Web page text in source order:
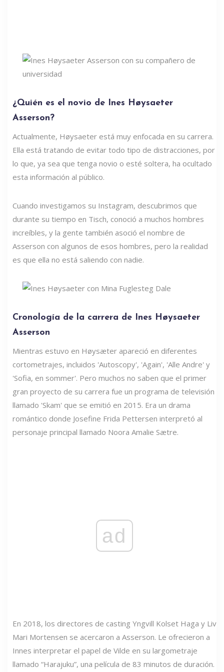
¿Quién es el novio de Ines Høysaeter
Asserson?
Actualmente, Høysaeter está muy enfocada en su carrera.
Ella está tratando de evitar todo tipo de distracciones, por
lo que, ya sea que tenga novio o esté soltera, ha ocultado
esta información al público.
Cuando investigamos su Instagram, descubrimos que
durante su tiempo en Tisch, conoció a muchos hombres
increíbles, y la gente también asoció el nombre de
Asserson con algunos de esos hombres, pero la realidad
es que ella no está saliendo con nadie.
Cronología de la carrera de Ines Høysaeter
Asserson
Mientras estuvo en Høysæter apareció en diferentes
cortometrajes, incluidos 'Autoscopy', 'Again', 'Alle Andre' y
'Sofia, en sommer'. Pero muchos no saben que el primer
gran proyecto de su carrera fue un programa de televisión
llamado 'Skam' que se emitió en 2015. Era un drama
romántico donde Josefine Frida Pettersen interpretó al
personaje principal llamado Noora Amalie Sætre.
ad
En 2018, los directores de casting Yngvill Kolset Haga y Liv
Mari Mortensen se acercaron a Asserson. Le ofrecieron a
Innes interpretar el papel de Vilde en su largometraje
llamado “Harajuku”, una película de 83 minutos de duración.